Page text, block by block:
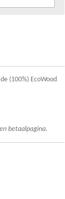
(100%) EcoWood
betaalpagina.